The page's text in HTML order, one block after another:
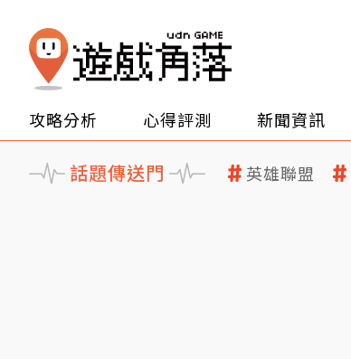
攻略分析 心得評測 新聞資訊
話題傳送門 英雄聯盟